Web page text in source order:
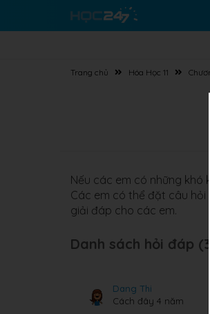
Trang chủ Hóa Học 11
Nếu các em có những khó
Các em có thể đặt câu
giải đáp cho các em.
Danh sách hỏi đáp
Dang Thi
Cách đây 4 năm